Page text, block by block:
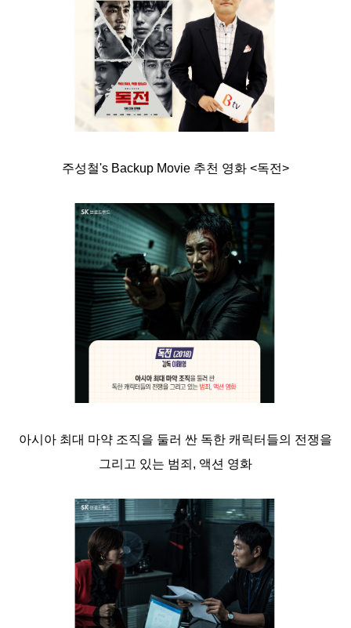
주성철's Backup Movie 추천 영화 <독전>
아시아 최대 마약 조직을 둘러 싼 독한 캐릭터들의 전쟁을
그리고 있는 범죄, 액션 영화